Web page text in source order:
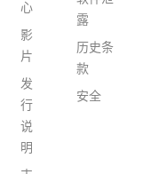
心
影
片
发
行
说
明
露
历史条
款
安全